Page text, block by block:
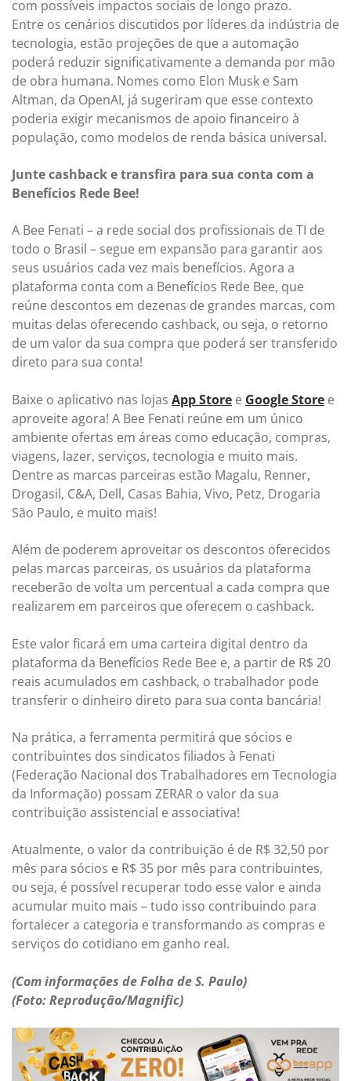
com possíveis impactos sociais de longo prazo.
Entre os cenários discutidos por líderes da indústria de
tecnologia, estão projeções de que a automação
poderá reduzir significativamente a demanda por mão
de obra humana. Nomes como Elon Musk e Sam
Altman, da OpenAI, já sugeriram que esse contexto
poderia exigir mecanismos de apoio financeiro à
população, como modelos de renda básica universal.
Junte cashback e transfira para sua conta com a
Benefícios Rede Bee!
A Bee Fenati – a rede social dos profissionais de TI de
todo o Brasil – segue em expansão para garantir aos
seus usuários cada vez mais benefícios. Agora a
plataforma conta com a Benefícios Rede Bee, que
reúne descontos em dezenas de grandes marcas, com
muitas delas oferecendo cashback, ou seja, o retorno
de um valor da sua compra que poderá ser transferido
direto para sua conta!
Baixe o aplicativo nas lojas App Store e Google Store e
aproveite agora! A Bee Fenati reúne em um único
ambiente ofertas em áreas como educação, compras,
viagens, lazer, serviços, tecnologia e muito mais.
Dentre as marcas parceiras estão Magalu, Renner,
Drogasil, C&A, Dell, Casas Bahia, Vivo, Petz, Drogaria
São Paulo, e muito mais!
Além de poderem aproveitar os descontos oferecidos
pelas marcas parceiras, os usuários da plataforma
receberão de volta um percentual a cada compra que
realizarem em parceiros que oferecem o cashback.
Este valor ficará em uma carteira digital dentro da
plataforma da Benefícios Rede Bee e, a partir de R$ 20
reais acumulados em cashback, o trabalhador pode
transferir o dinheiro direto para sua conta bancária!
Na prática, a ferramenta permitirá que sócios e
contribuintes dos sindicatos filiados à Fenati
(Federação Nacional dos Trabalhadores em Tecnologia
da Informação) possam ZERAR o valor da sua
contribuição assistencial e associativa!
Atualmente, o valor da contribuição é de R$ 32,50 por
mês para sócios e R$ 35 por mês para contribuintes,
ou seja, é possível recuperar todo esse valor e ainda
acumular muito mais – tudo isso contribuindo para
fortalecer a categoria e transformando as compras e
serviços do cotidiano em ganho real.
(Com informações de Folha de S. Paulo)
(Foto: Reprodução/Magnific)